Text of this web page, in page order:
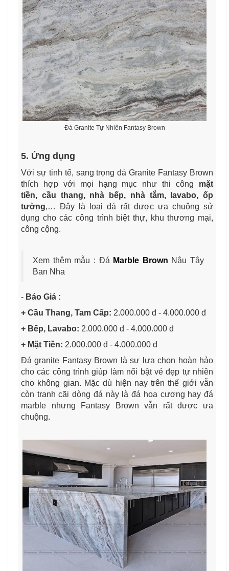
Đá Granite Tự Nhiên Fantasy Brown
5. Ứng dụng
Với sự tinh tế, sang trọng đá Granite Fantasy Brown
thích hợp với mọi hạng mục như thi công mặt
tiền, cầu thang, nhà bếp, nhà tắm, lavabo, ốp
tường,… Đây là loại đá rất được ưa chuộng sử
dụng cho các công trình biệt thự, khu thương mại,
công cộng.
Xem thêm mẫu : Đá Marble Brown Nâu Tây
Ban Nha
- Báo Giá :
+ Cầu Thang, Tam Cấp: 2.000.000 đ - 4.000.000 đ
+ Bếp, Lavabo: 2.000.000 đ - 4.000.000 đ
+ Mặt Tiền: 2.000.000 đ - 4.000.000 đ
Đá granite Fantasy Brown là sự lựa chọn hoàn hảo
cho các công trình giúp làm nổi bật vẻ đẹp tự nhiên
cho không gian. Mặc dù hiện nay trên thế giới vẫn
còn tranh cãi dòng đá này là đá hoa cương hay đá
marble nhưng Fantasy Brown vẫn rất được ưa
chuộng.